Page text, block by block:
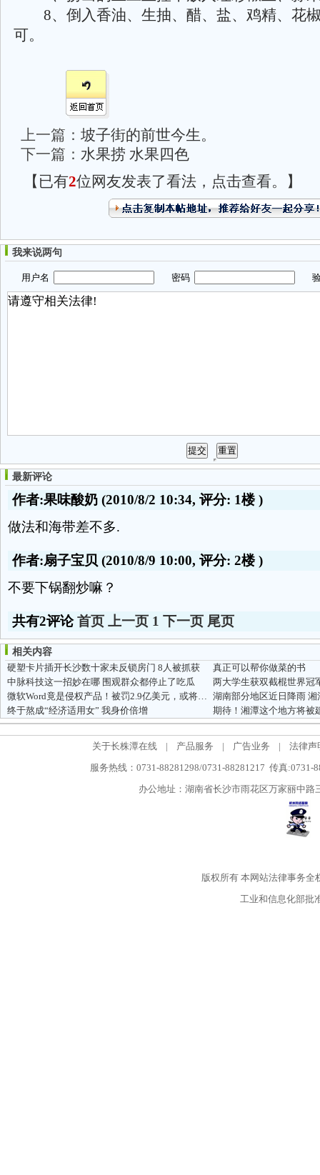
8、倒入香油、生抽、醋、盐、鸡精、花
可。
上一篇： 坡子街的前世今生。
下一篇： 水果捞 水果四色
【已有2位网友发表了看法，点击查看。】
我来说两句
用户名 密码 验
最新评论
作者:果味酸奶 (2010/8/2 10:34, 评分: 1楼)
做法和海带差不多.
作者:扇子宝贝 (2010/8/9 10:00, 评分: 2楼)
不要下锅翻炒嘛？
共有2评论首页 上一页 1 下一页 尾页
相关内容
硬塑卡片插开长沙数十家未反锁房门 8人被抓获
真正可以帮你做菜的书
中脉科技这一招妙在哪 围观群众都停止了吃瓜
两大学生获双截棍世界冠
微软Word竟是侵权产品！被罚2.9亿美元，或将停售
湖南部分地区近日降雨
终于熬成“经济适用女” 我身价倍增
关于长株潭在线 | 产品服务 | 广告业务 |
法律声
服务热线：0731-88281298/0731-88281217 传真:0731-
办公地址：湖南省长沙市雨花区万家丽中
版权所有本网站法律事务全
工业和信息化部批